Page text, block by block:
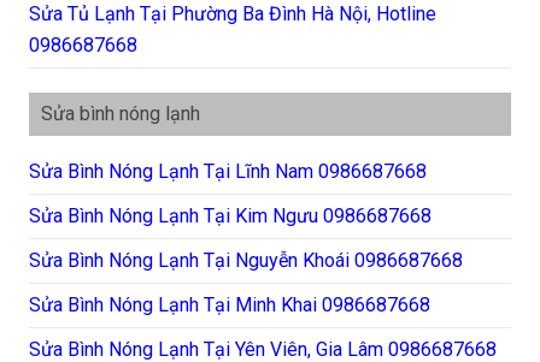
Sửa Tủ Lạnh Tại Phường Ba Đình Hà Nội, Hotline
0986687668
Sửa bình nóng lạnh
Sửa Bình Nóng Lạnh Tại Lĩnh Nam 0986687668
Sửa Bình Nóng Lạnh Tại Kim Ngưu 0986687668
Sửa Bình Nóng Lạnh Tại Nguyễn Khoái 0986687668
Sửa Bình Nóng Lạnh Tại Minh Khai 0986687668
Sửa Bình Nóng Lạnh Tại Yên Viên, Gia Lâm 0986687668